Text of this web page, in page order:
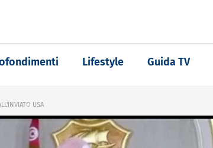
Lifestyle Guida TV
USA